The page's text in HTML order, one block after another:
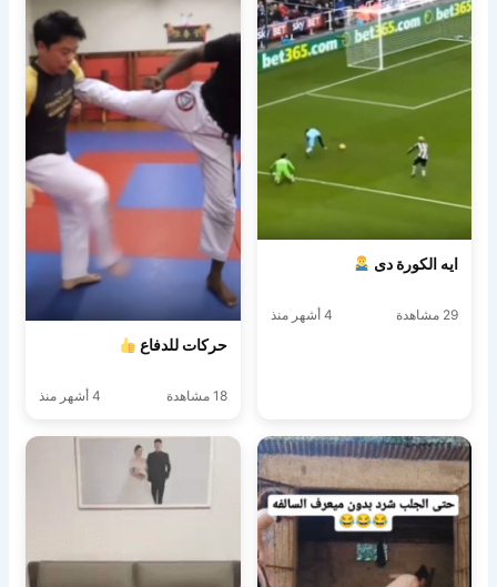
ايه الكورة دى
29 مشاهدة 4 أشهر منذ
حركات للدفاع
18 مشاهدة 4 أشهر منذ